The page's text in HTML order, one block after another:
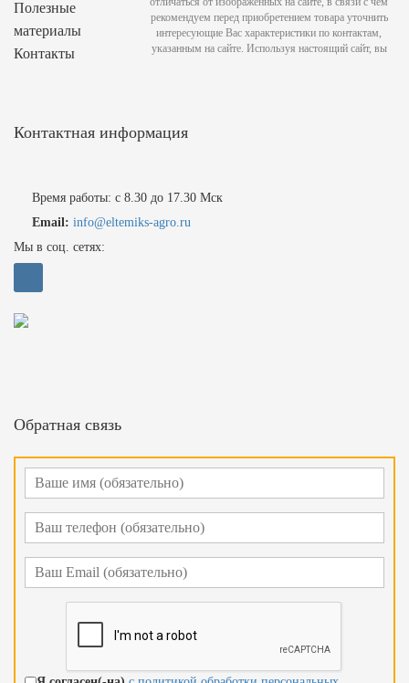
Полезные
материалы
Контакты
Контактная информация
Время работы: с 8.30 до 17.30 Мск
Email: info@eltemiks-agro.ru
Мы в соц. сетях:
Обратная связь
рекомендуем перед приобретением товара уточнить
интересующие Вас характеристики по контактам,
указанным на сайте. Используя настоящий сайт, вы